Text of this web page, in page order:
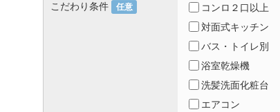
こだわり条件 任意
コンロ２口以上
対面式キッチン
バス・トイレ別
浴室乾燥機
洗髪洗面化粧台
エアコン